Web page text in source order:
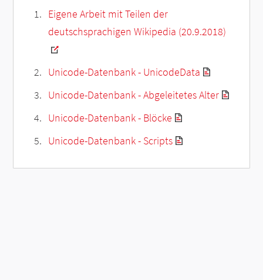
Eigene Arbeit mit Teilen der
deutschsprachigen Wikipedia (20.9.2018)
Unicode-Datenbank - UnicodeData
Unicode-Datenbank - Abgeleitetes Alter
Unicode-Datenbank - Blöcke
Unicode-Datenbank - Scripts